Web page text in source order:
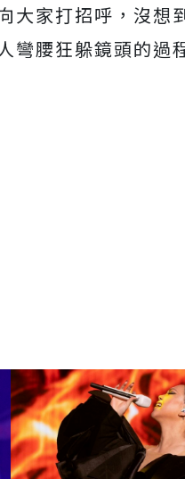
大家打招呼，沒想
彎腰狂躲鏡頭的過